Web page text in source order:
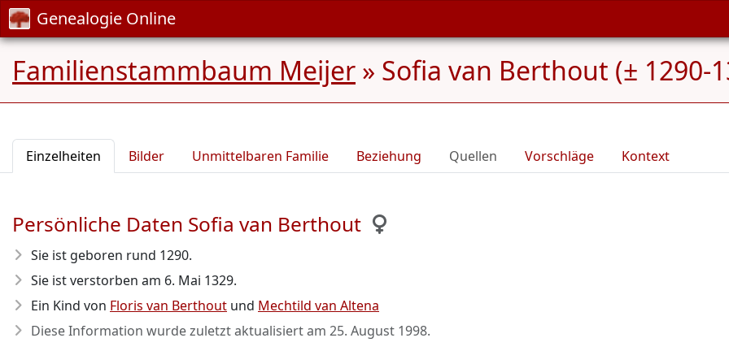
Genealogie Online
Familienstammbaum Meijer » Sofia van Berthout (± 1290-
Einzelheiten Bilder Unmittelbaren Familie Beziehung Quellen Vorschläge Kontext
Persönliche Daten Sofia van Berthout
Sie ist geboren rund 1290.
Sie ist verstorben am 6. Mai 1329.
Ein Kind von Floris van Berthout und Mechtild van Altena
Diese Information wurde zuletzt aktualisiert am 25. August 1998.